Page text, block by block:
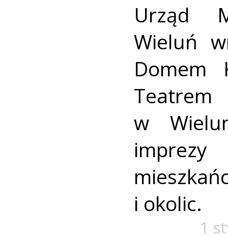
Urząd
Wieluń
w
imprezy
i okolic.
1